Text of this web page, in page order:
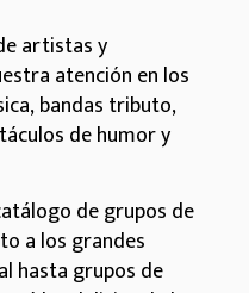
artistas y
atención en los
bandas tributo,
de humor y
de grupos de
a los grandes
hasta grupos de